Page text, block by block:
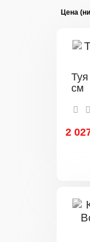
см
2